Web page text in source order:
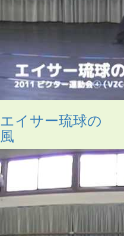
エイサー琉球の
風